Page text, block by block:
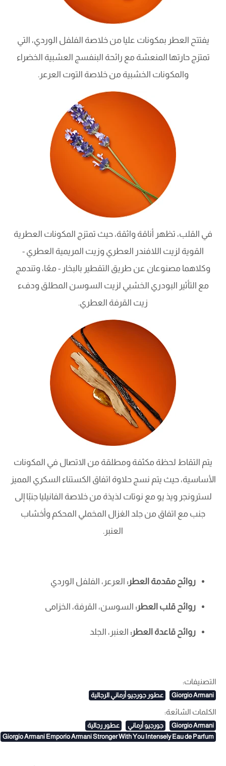
يفتتح العطر بمكونات عليا من خلاصة الفلفل الوردي، التي
تمتزج حارتها المنعشة مع رائحة البنفسج العشبية الخضراء
والمكونات الخشبية من خلاصة التوت العرعر.
في القلب، تظهر أناقة واثقة، حيث تمتزج المكونات العطرية
القوية لزيت اللافندر العطري وزيت المريمية العطري -
وكلاهما مصنوعان عن طريق التقطير بالبخار - معًا، وتندمج
مع التأثير البودري الخشبي لزيت السوسن المطلق ودفء
زيت القرفة العطري.
يتم التقاط لحظة مكثفة ومطلقة من الاتصال في المكونات
الأساسية، حيث يتم نسج حلاوة اتفاق الكستناء السكري المميز
لسترونجر ويذ يو مع نوتات لذيذة من خلاصة الفانيليا جنبًا إلى
جنب مع اتفاق من جلد الغزال المخملي المحكم وأخشاب
العنبر.
روائح مقدمة العطر: العرعر، الفلفل الوردي
روائح قلب العطر: السوسن، القرفة، الخزامى
روائح قاعدة العطر: العنبر، الجلد
التصنيفات:
Giorgio Armani عطور جورجيو أرماني الرجالية
الكلمات الشائعة:
Giorgio Armani جورجيو أرماني
عطور رجالية
Giorgio Armani Emporio Armani Stronger With You Intensely Eau de Parfum